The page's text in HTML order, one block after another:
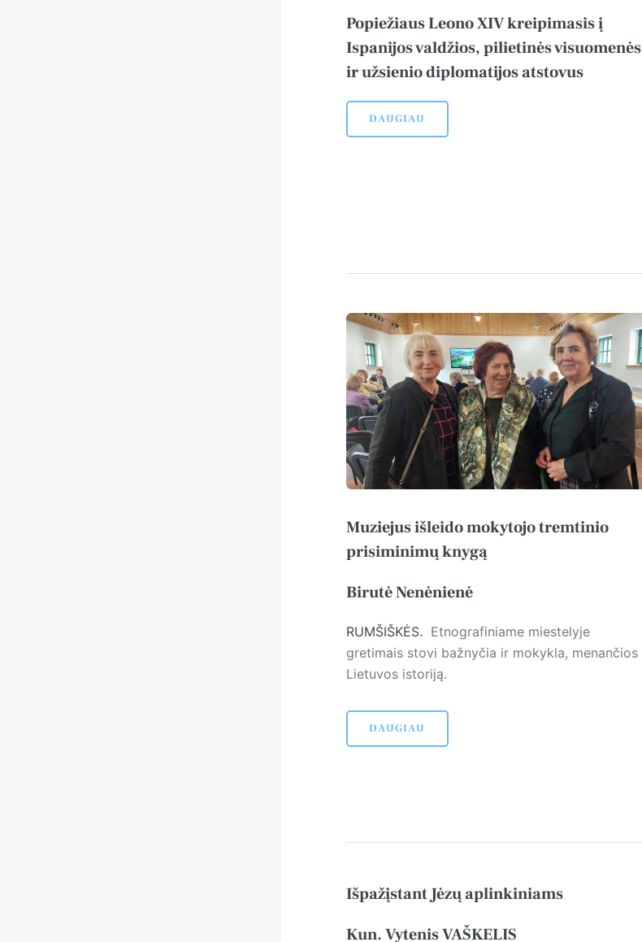
Popiežiaus Leono XIV kreipimasis į
Ispanijos valdžios, pilietinės visuomenės
ir užsienio diplomatijos atstovus
DAUGIAU
Muziejus išleido mokytojo tremtinio
prisiminimų knygą
Birutė Nenėnienė
RUMŠIŠKĖS. Et­no­gra­finiame miestelyje
gretimais stovi bažnyčia ir mokykla, menančios
Lietuvos istoriją.
DAUGIAU
Išpažįstant Jėzų aplinkiniams
Kun. Vytenis VAŠKELIS